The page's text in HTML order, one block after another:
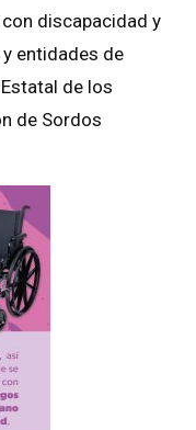
discapacidad y
entidades de
de los
de Sordos